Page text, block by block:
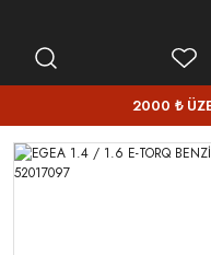
2000 ₺